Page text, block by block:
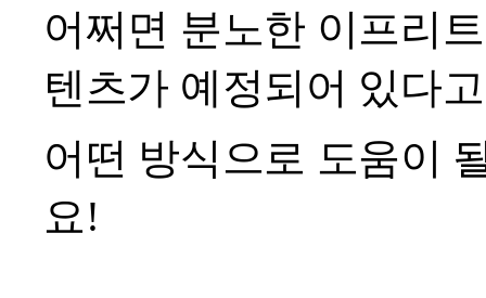
어쩌면 분노한 이프리
텐츠가 예정되어 있다
어떤 방식으로 도움이
요 !